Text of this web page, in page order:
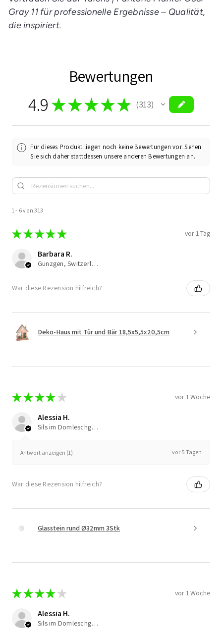
Gray 11 für professionelle Ergebnisse – Qualität,
die inspiriert.
Bewertungen
4.9 ★★★★★ 313
313
Für dieses Produkt liegen noch keine Bewertungen vor. Sehen
Sie sich daher stattdessen unsere anderen Bewertungen an.
1 - 6 von 313
★★ ★★★ vor 1 Tag
Barbara R.
Gunzgen, Switzerland
War diese Rezension hilfreich?
Deko-Haus mit Tür und Bär 18,5x5,5x20,5cm
★★ ★★ ★ vor 1 Woche
Alessia H.
Sils im Domleschg, Switzerland
Antwort anzeigen (1) vor 5 Tagen
War diese Rezension hilfreich?
Glasstein rund Ø32mm 3Stk
★★ ★★ ★ vor 1 Woche
Alessia H.
Sils im Domleschg, Switzerland